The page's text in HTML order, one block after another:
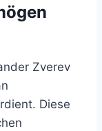
Zverev
Diese